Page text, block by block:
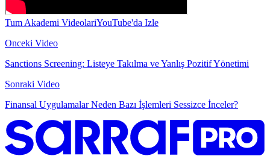
Tum Akademi VideolariYouTube'da Izle
Onceki Video
Sanctions Screening: Listeye Takılma ve Yanlış Pozitif Yönetimi
Sonraki Video
Finansal Uygulamalar Neden Bazı İşlemleri Sessizce İnceler?